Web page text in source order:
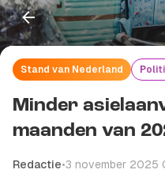
Stand van Nederland
Minder
maanden van
Redactie•3 november 2025